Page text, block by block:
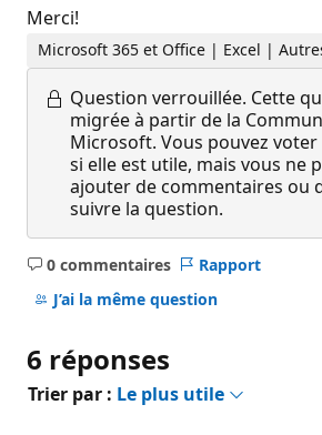
Merci!
Microsoft 365 et Office | Excel |
Question verrouillée. Cette
migrée à partir de la
Microsoft. Vous pouvez
si elle est utile, mais vous ne
ajouter de commentaires ou
suivre la question.
0 commentaires
Aucun
commentaire
Rapport
J’ai la même question
6 réponses
Trier par : Le plus utile